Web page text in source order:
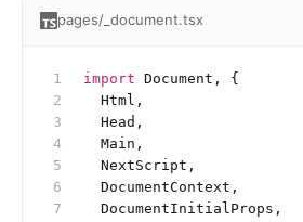
pages/_document.tsx
import Document, {
  Html,
  Head,
  Main,
  NextScript,
  DocumentContext,
  DocumentInitialProps,